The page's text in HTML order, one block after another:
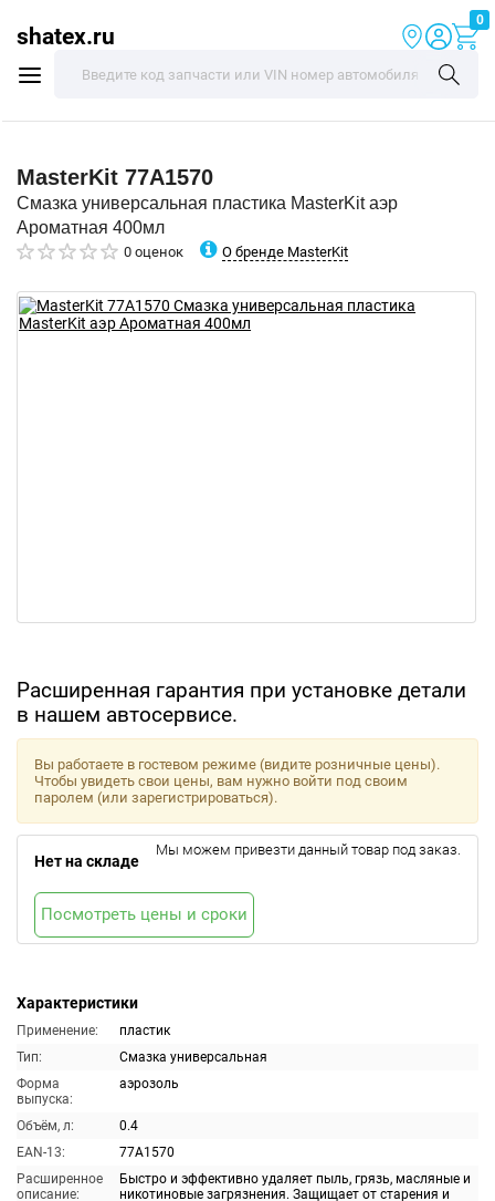
shatex.ru
0
MasterKit 77A1570
Смазка универсальная пластика MasterKit аэр
Ароматная 400мл
0 оценок О бренде MasterKit
Расширенная гарантия при установке детали
в нашем автосервисе.
Характеристики
Применение:
пластик
Тип:
Смазка универсальная
Форма
выпуска:
аэрозоль
Объём, л:
0.4
EAN-13:
77A1570
Расширенное
описание:
Быстро и эффективно удаляет пыль, грязь, масляные и
никотиновые загрязнения. Защищает от старения и
Вы работаете в гостевом режиме (видите розничные цены).
Чтобы увидеть свои цены, вам нужно войти под своим
паролем (или зарегистрироваться).
Нет на складе
Мы можем привезти данный товар под заказ.
Посмотреть цены и сроки